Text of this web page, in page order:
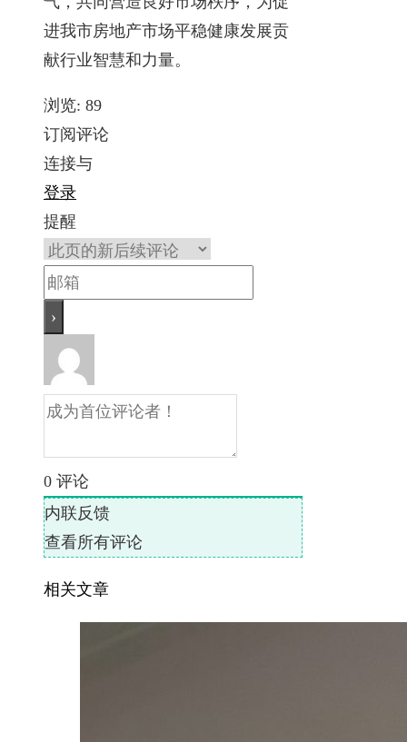
进我市房地产市场平稳健康发展贡
献行业智慧和力量。
浏览: 89
订阅评论
连接与
登录
提醒
0 评论
内联反馈
查看所有评论
相关文章